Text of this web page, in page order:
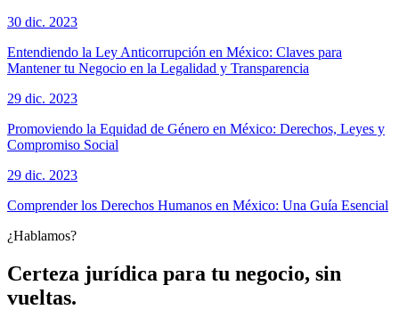
30 dic. 2023
Entendiendo la Ley Anticorrupción en México: Claves para
Mantener tu Negocio en la Legalidad y Transparencia
29 dic. 2023
Promoviendo la Equidad de Género en México: Derechos, Leyes y
Compromiso Social
29 dic. 2023
Comprender los Derechos Humanos en México: Una Guía Esencial
¿Hablamos?
Certeza jurídica para tu negocio, sin
vueltas.